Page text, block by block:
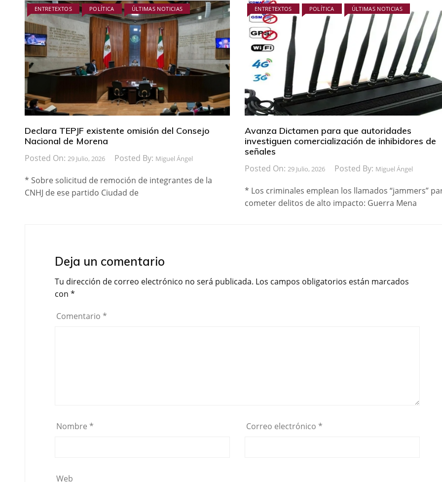
ENTRETEXTOS POLÍTICA ÚLTIMAS NOTICIAS
Declara TEPJF existente omisión del Consejo
Nacional de Morena
Posted On: 29 Julio, 2026 Posted By: Miguel Ángel
* Sobre solicitud de remoción de integrantes de la
CNHJ de ese partido Ciudad de
ENTRETEXTOS POLÍTICA ÚLTIMAS NOTICIAS
Avanza Dictamen para que autoridades
investiguen comercialización de inhibidores de
señales
Posted On: 29 Julio, 2026 Posted By: Miguel Ángel
* Los criminales emplean los llamados “jammers”
cometer delitos de alto impacto: Guerra Mena
Deja un comentario
Tu dirección de correo electrónico no será publicada. Los campos obligatorios están marcados
con *
Comentario *
Nombre * Correo electrónico *
Web